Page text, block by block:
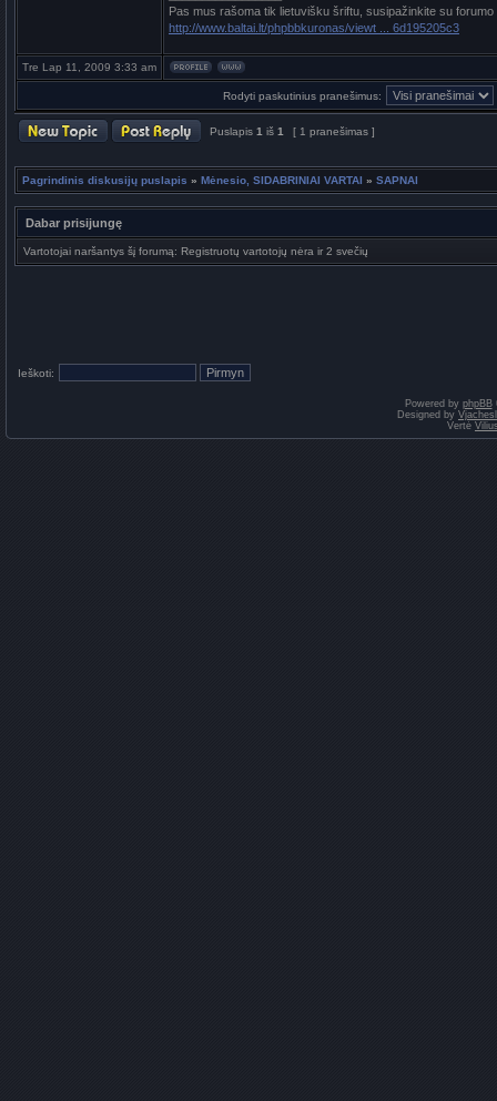
Pas mus rašoma tik lietuvišku šriftu, susipažinkite su
http://www.baltai.lt/phpbbkuronas/viewt ... 6d195205c3
Tre Lap 11, 2009 3:33 am
Rodyti paskutinius pranešimus:
Puslapis 1 iš 1 [ 1 pranešimas ]
Pagrindinis diskusijų puslapis » Mėnesio, SIDABRINIAI VARTAI » SAPNAI
Dabar prisijungę
Vartotojai naršantys šį forumą: Registruotų vartotojų nėra ir 2 svečių
Ieškoti:
Powered by phpBB
Designed by
Vertė